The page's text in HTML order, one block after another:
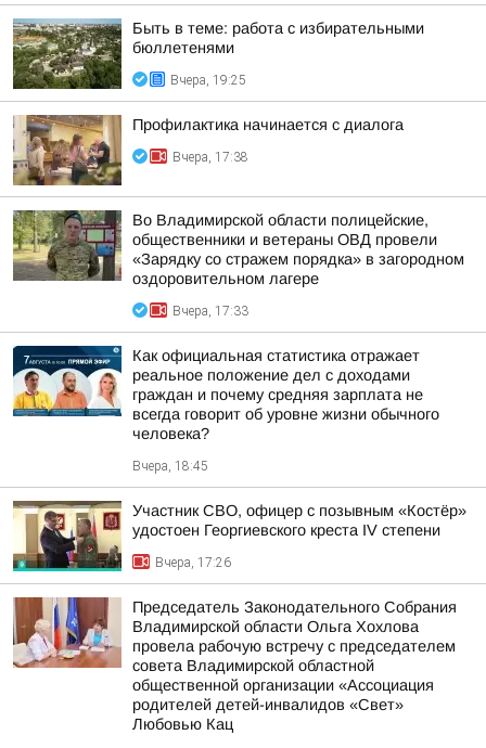
Быть в теме: работа с избирательными
бюллетенями
Вчера, 19:25
Профилактика начинается с диалога
Вчера, 17:38
Во Владимирской области полицейские,
общественники и ветераны ОВД провели
«Зарядку со стражем порядка» в загородном
оздоровительном лагере
Вчера, 17:33
Как официальная статистика отражает
реальное положение дел с доходами
граждан и почему средняя зарплата не
всегда говорит об уровне жизни обычного
человека?
Вчера, 18:45
Участник СВО, офицер с позывным «Костёр»
удостоен Георгиевского креста IV степени
Вчера, 17:26
Председатель Законодательного Собрания
Владимирской области Ольга Хохлова
провела рабочую встречу с председателем
совета Владимирской областной
общественной организации «Ассоциация
родителей детей-инвалидов «Свет»
Любовью Кац